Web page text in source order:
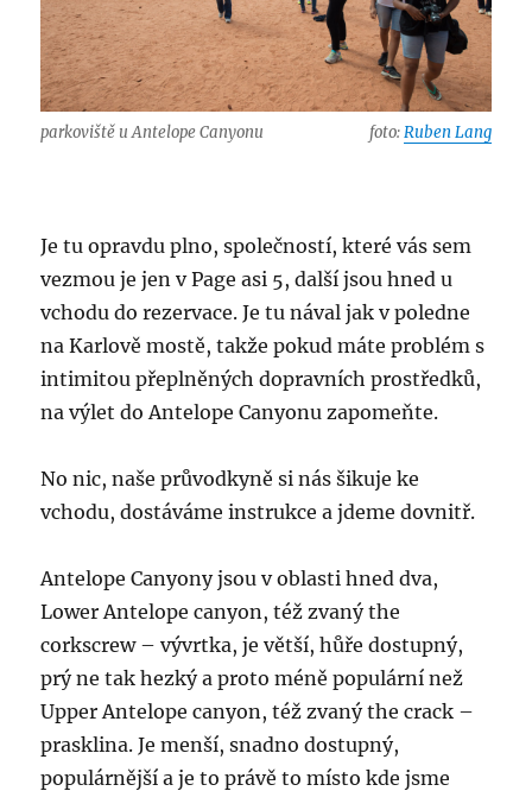
parkoviště u Antelope Canyonu foto:Ruben Lang
Je tu opravdu plno, společností, které vás sem
vezmou je jen v Page asi 5, další jsou hned u
vchodu do rezervace. Je tu nával jak v poledne
na Karlově mostě, takže pokud máte problém s
intimitou přeplněných dopravních prostředků,
na výlet do Antelope Canyonu zapomeňte.
No nic, naše průvodkyně si nás šikuje ke
vchodu, dostáváme instrukce a jdeme dovnitř.
Antelope Canyony jsou v oblasti hned dva,
Lower Antelope canyon, též zvaný the
corkscrew – vývrtka, je větší, hůře dostupný,
prý ne tak hezký a proto méně populární než
Upper Antelope canyon, též zvaný the crack –
prasklina. Je menší, snadno dostupný,
populárnější a je to právě to místo kde jsme